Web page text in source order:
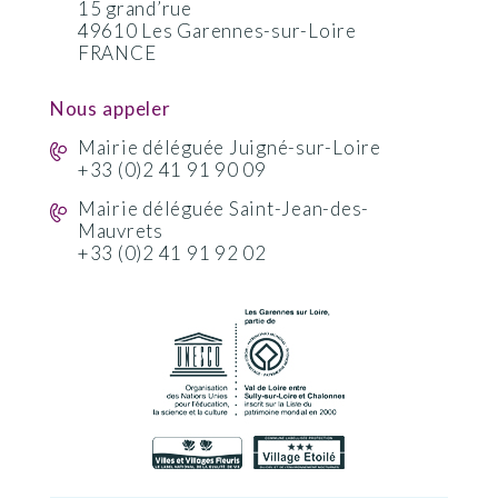
15 grand’rue
49610 Les Garennes-sur-Loire
FRANCE
Nous appeler
Mairie déléguée Juigné-sur-Loire
+33 (0)2 41 91 90 09
Mairie déléguée Saint-Jean-des-
Mauvrets
+33 (0)2 41 91 92 02